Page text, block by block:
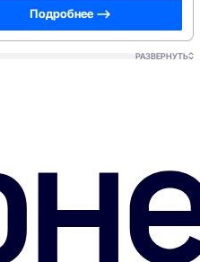
Подробнее —>
РАЗВЕРНУТЬ